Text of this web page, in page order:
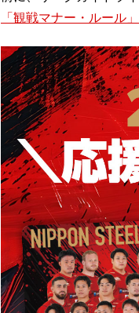
「観戦マナー・ルール